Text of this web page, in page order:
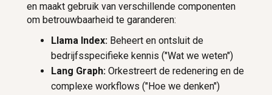
en maakt gebruik van verschillende componenten
om betrouwbaarheid te garanderen:
Llama Index: Beheert en ontsluit de
bedrijfsspecifieke kennis ("Wat we weten")
Lang Graph: Orkestreert de redenering en de
complexe workflows ("Hoe we denken")